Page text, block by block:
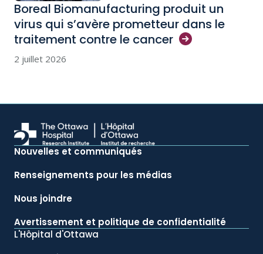
Boreal Biomanufacturing produit un
virus qui s’avère prometteur dans le
traitement contre le cancer
2 juillet 2026
Nouvelles et communiqués
Renseignements pour les médias
Nous joindre
Avertissement et politique de confidentialité
L'Hôpital d'Ottawa